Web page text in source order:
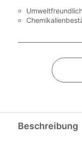
Beschreibung